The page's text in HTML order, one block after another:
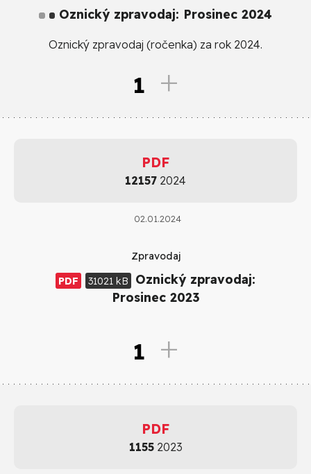
Oznický zpravodaj: Prosinec 2024
Oznický zpravodaj (ročenka) za rok 2024.
1
PDF
12157 2024
02.01.2024
Zpravodaj
PDF
31021 kB
Oznický zpravodaj:
Prosinec 2023
1
PDF
1155 2023